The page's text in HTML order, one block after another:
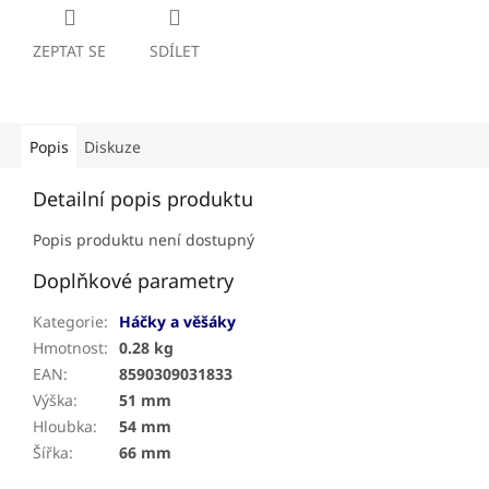
ZEPTAT SE SDÍLET
Popis Diskuze
Detailní popis produktu
Popis produktu není dostupný
Doplňkové parametry
Kategorie:
Háčky a věšáky
Hmotnost: 0.28 kg
EAN:
8590309031833
Výška:
51 mm
Hloubka:
54 mm
Šířka: 66 mm